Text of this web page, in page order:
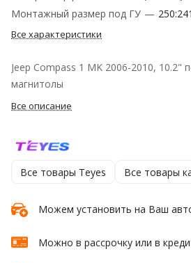
Монтажный размер под ГУ —
Все характеристики
Jeep Compass 1 MK 2006-2010, 10.2"
магнитолы
Все описание
Все товары Teyes Все товары
Можем установить на Ваш
Можно в рассрочку или в